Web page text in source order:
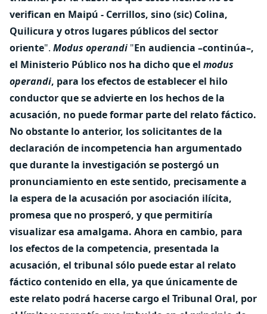
verifican en Maipú - Cerrillos, sino (sic) Colina,
Quilicura y otros lugares públicos del sector
oriente". Modus operandi "En audiencia –continúa–,
el Ministerio Público nos ha dicho que el modus
operandi, para los efectos de establecer el hilo
conductor que se advierte en los hechos de la
acusación, no puede formar parte del relato fáctico.
No obstante lo anterior, los solicitantes de la
declaración de incompetencia han argumentado
que durante la investigación se postergó un
pronunciamiento en este sentido, precisamente a
la espera de la acusación por asociación ilícita,
promesa que no prosperó, y que permitiría
visualizar esa amalgama. Ahora en cambio, para
los efectos de la competencia, presentada la
acusación, el tribunal sólo puede estar al relato
fáctico contenido en ella, ya que únicamente de
este relato podrá hacerse cargo el Tribunal Oral, por